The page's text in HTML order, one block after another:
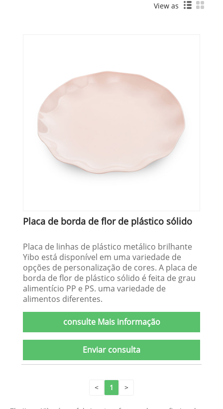
View as
Placa de borda de flor de plástico sólido
Placa de linhas de plástico metálico brilhante
Yibo está disponível em uma variedade de
opções de personalização de cores. A placa de
borda de flor de plástico sólido é feita de grau
alimentício PP e PS. uma variedade de
alimentos diferentes.
consulte Mais informação
Enviar consulta
< 1 >